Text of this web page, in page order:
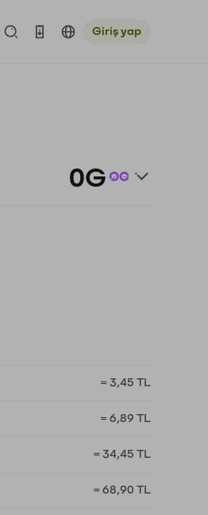
Giriş yap
0G
= 3,45 TL
= 6,89 TL
= 34,45 TL
= 68,90 TL